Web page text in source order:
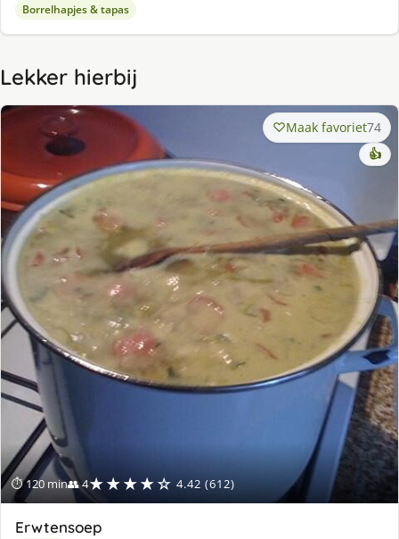
Borrelhapjes & tapas
Lekker hierbij
⏱ 120 min👥 4★★★★☆ 4.42 (612)
Maak favoriet74
👍
Erwtensoep